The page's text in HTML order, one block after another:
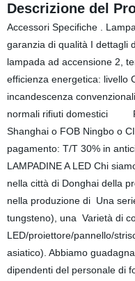
Descrizione del
Accessori Specifiche .
garanzia di qualità I dettagli
lampada ad accensione 2,
efficienza energetica: livello
incandescenza
normali rifiuti domestici
Shanghai o FOB Ningbo o
pagamento: T/T 30% in
LAMPADINE A LED Chi
nella città di Donghai della
nella produzione di Una
tungsteno), una Varietà di
LED/proiettore/pannello/
asiatico). Abbiamo
dipendenti del personale di